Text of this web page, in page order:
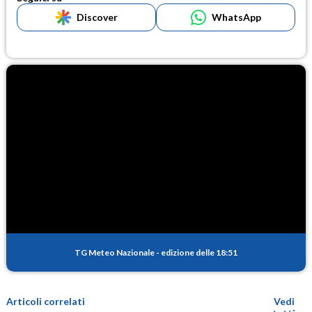
Discover
WhatsApp
TG Meteo Nazionale - edizione delle 18:51
Articoli correlati
Vedi